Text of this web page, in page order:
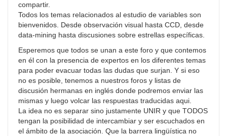
compartir.
Todos los temas relacionados al estudio de variables son
bienvenidos. Desde observación visual hasta CCD, desde
data-mining hasta discusiones sobre estrellas específicas.
Esperemos que todos se unan a este foro y que contemos
en él con la presencia de expertos en los diferentes temas
para poder evacuar todas las dudas que surjan. Y si eso
no es posible, tenemos a nuestros foros y listas de
discusión hermanas en inglés donde podremos enviar las
mismas y luego volcar las respuestas traducidas aqui.
La idea no es separar sino justamente UNIR y que TODOS
tengan la posibilidad de intercambiar y ser escuchados en
el ámbito de la asociación. Que la barrera lingüística no